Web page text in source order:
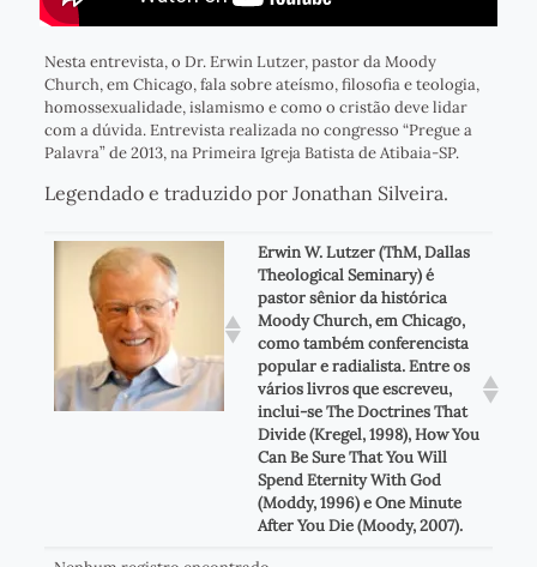
Nesta entrevista, o Dr. Erwin Lutzer, pastor da Moody
Church, em Chicago, fala sobre ateísmo, filosofia e teologia,
homossexualidade, islamismo e como o cristão deve lidar
com a dúvida. Entrevista realizada no congresso “Pregue a
Palavra” de 2013, na Primeira Igreja Batista de Atibaia-SP.
Legendado e traduzido por Jonathan Silveira.
Erwin W. Lutzer (ThM, Dallas
Theological Seminary) é
pastor sênior da histórica
Moody Church, em Chicago,
como também conferencista
popular e radialista. Entre os
vários livros que escreveu,
inclui-se The Doctrines That
Divide (Kregel, 1998), How You
Can Be Sure That You Will
Spend Eternity With God
(Moddy, 1996) e One Minute
After You Die (Moody, 2007).